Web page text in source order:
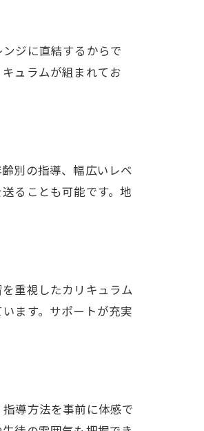
ジに直結するからで
ュラムが組まれてお
別の指導、幅広いレベ
ることも可能です。地
重視したカリキュラム
ます。サポートが充実
導方法を事前に体感で